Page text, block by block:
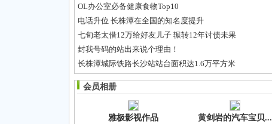
OL办公室必备健康食物Top10
电话升位 长株潭在全国的知名度提升
七旬老太借12万给好友儿子 辗转12年讨债未果
封我号码的站出来说个理由！
长株潭城际铁路长沙站站台面积达1.6万平方米
我的职业生涯
彩光祛痘印做几次有效果？-合肥艺星整形医院
会员相册
雅极影视作品 黄剑岩的汽车宝贝...